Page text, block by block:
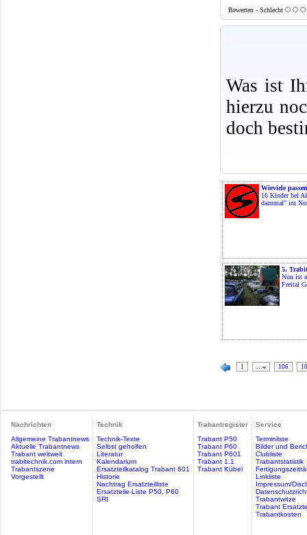
Bewerten - Schlecht
Was ist
hierzu
doch
Wieviele
16 Kinder bei
dazumal" im
5.
Nun ist
Freital
1 … 106
Nachrichten
Allgemeine Trabantnews
Aktuelle Trabantnews
Trabant weltweit
trabitechnik.com intern
Trabantszene
Vorgestellt
Technik
Technik-Texte
Selbst geholfen
Literatur
Kalendarium
Ersatzteilkatalog Trabant 601
Historie
Nachtrag Ersatzteilliste
Ersatzteile-Liste P50, P60
SRI
Trabantregister
Trabant P50
Trabant P60
Trabant P601
Trabant 1.1
Trabant Kübel
Service
Terminliste
Bilder und
Clubliste
Trabantstatistik
Linkliste
Impressum/
Trabantwitze
Trabant
Trabantkosten